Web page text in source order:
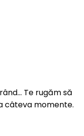
Te rugăm să
câteva momente.